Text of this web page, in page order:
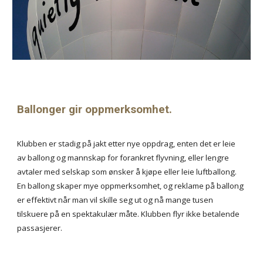
Ballonger gir oppmerksomhet.
Klubben er stadig på jakt etter nye oppdrag, enten det er leie
av ballong og mannskap for forankret flyvning, eller lengre
avtaler med selskap som ønsker å kjøpe eller leie luftballong.
En ballong skaper mye oppmerksomhet, og reklame på ballong
er effektivt når man vil skille seg ut og nå mange tusen
tilskuere på en spektakulær måte. Klubben flyr ikke betalende
passasjerer.